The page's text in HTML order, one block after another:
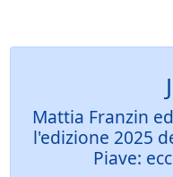
Mattia Franzin
l'edizione 2025
Piave: